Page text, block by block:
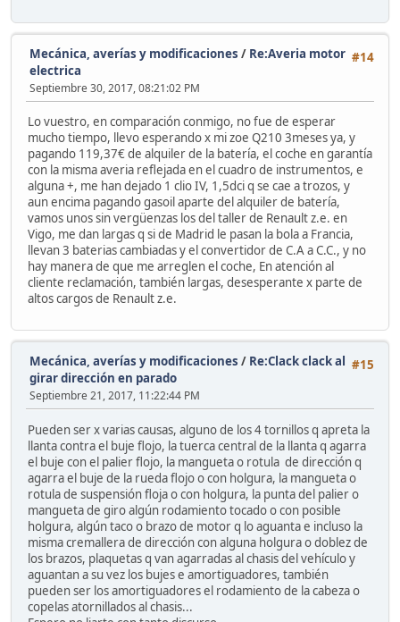
#14
Mecánica, averías y modificaciones / Re:Averia motor
electrica
Septiembre 30, 2017, 08:21:02 PM
Lo vuestro, en comparación conmigo, no fue de esperar
mucho tiempo, llevo esperando x mi zoe Q210 3meses ya, y
pagando 119,37€ de alquiler de la batería, el coche en garantía
con la misma averia reflejada en el cuadro de instrumentos, e
alguna +, me han dejado 1 clio IV, 1,5dci q se cae a trozos, y
aun encima pagando gasoil aparte del alquiler de batería,
vamos unos sin vergüenzas los del taller de Renault z.e. en
Vigo, me dan largas q si de Madrid le pasan la bola a Francia,
llevan 3 baterias cambiadas y el convertidor de C.A a C.C., y no
hay manera de que me arreglen el coche, En atención al
cliente reclamación, también largas, desesperante x parte de
altos cargos de Renault z.e.
#15
Mecánica, averías y modificaciones / Re:Clack clack al
girar dirección en parado
Septiembre 21, 2017, 11:22:44 PM
Pueden ser x varias causas, alguno de los 4 tornillos q apreta la
llanta contra el buje flojo, la tuerca central de la llanta q agarra
el buje con el palier flojo, la mangueta o rotula de dirección q
agarra el buje de la rueda flojo o con holgura, la mangueta o
rotula de suspensión floja o con holgura, la punta del palier o
mangueta de giro algún rodamiento tocado o con posible
holgura, algún taco o brazo de motor q lo aguanta e incluso la
misma cremallera de dirección con alguna holgura o doblez de
los brazos, plaquetas q van agarradas al chasis del vehículo y
aguantan a su vez los bujes e amortiguadores, también
pueden ser los amortiguadores el rodamiento de la cabeza o
copelas atornillados al chasis...